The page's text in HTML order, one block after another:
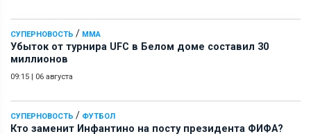
СУПЕРНОВОСТЬ / ММА
Убыток от турнира UFC в Белом доме составил 30
миллионов
09:15 | 06 августа
СУПЕРНОВОСТЬ / ФУТБОЛ
Кто заменит Инфантино на посту президента ФИФА?